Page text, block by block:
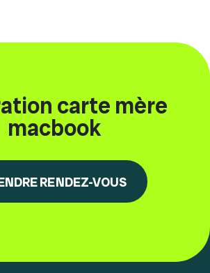
carte mère
macbook
RENDEZ-VOUS